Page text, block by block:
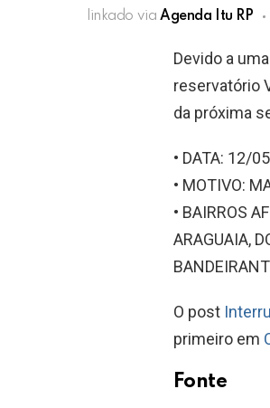
linkado via Agenda Itu RP
Devido a
reservatório
da próxima
• DATA: 12/
• MOTIVO:
• BAIRROS
ARAGUAIA,
O post
primeiro em
Fonte